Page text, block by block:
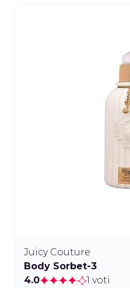
Juicy Couture
Body Sorbet-3
4.0
1 voti